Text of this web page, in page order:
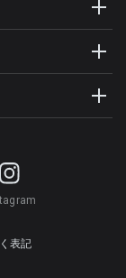
表記